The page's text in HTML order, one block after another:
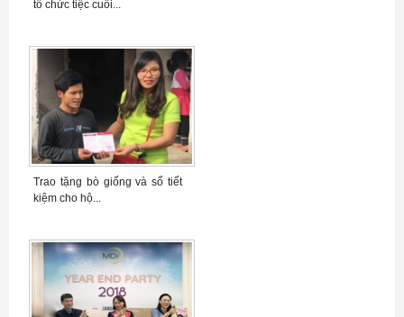
tổ chức tiệc cuối...
Trao tặng bò giống và sổ tiết
kiệm cho hộ...